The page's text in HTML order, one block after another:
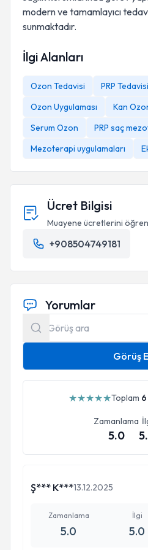
modern ve tamamlayıcı
sunmaktadır.
İlgi Alanları
Ozon Tedavisi PRP Tedavisi
Ozon Uygulaması
Kan
Serum Ozon
PRP saç
Mezoterapi uygulamaları
Ücret Bilgisi
Muayene ücretlerini
+908504749181
Yorumlar
Görüş
★★★★★Toplam 6
Zamanlama
5.0
Ş*** K***13.12.2025
Zamanlama
5.0
İlgi
5.0